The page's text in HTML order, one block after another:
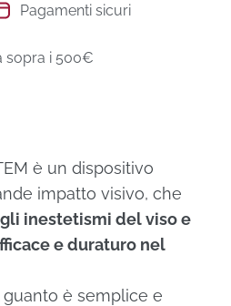
Pagamenti sicuri
sopra i 500€
è un dispositivo
impatto visivo, che
inestetismi del viso e
e duraturo nel
è semplice e